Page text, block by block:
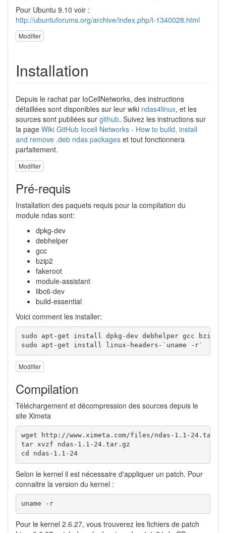
Pour Ubuntu 9.10 voir :
http://ubuntuforums.org/archive/index.php/t-1340028.html
Modifier
Installation
Depuis le rachat par IoCellNetworks, des instructions
détaillées sont disponibles sur leur wiki ndas4linux, et les
sources sont publiées sur github. Suivez les instructions sur
la page Wiki GitHub Iocell Networks - How to build, install
and remove .deb ndas packages et tout fonctionnera
parfaitement.
Modifier
Pré-requis
Installation des paquets requis pour la compilation du
module ndas sont:
dpkg-dev
debhelper
gcc
bzip2
fakeroot
module-assistant
libc6-dev
build-essential
Voici comment les installer:
sudo apt-get install dpkg-dev debhelper gcc
sudo apt-get install linux-headers-`uname -r`
Modifier
Compilation
Téléchargement et décompression des sources depuis le
site Ximeta
wget http://www.ximeta.com/files/ndas-1.1-
tar xvzf ndas-1.1-24.tar.gz
cd ndas-1.1-24
Selon le kernel il est nécessaire d'appliquer un patch. Pour
connaitre la version du kernel :
uname -r
Pour le kernel 2.6.27, vous trouverez les fichiers de patch